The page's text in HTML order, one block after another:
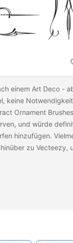
einem Art Deco -
keine
Ornament
und würde
hinzufügen.
zu Vecteezy,